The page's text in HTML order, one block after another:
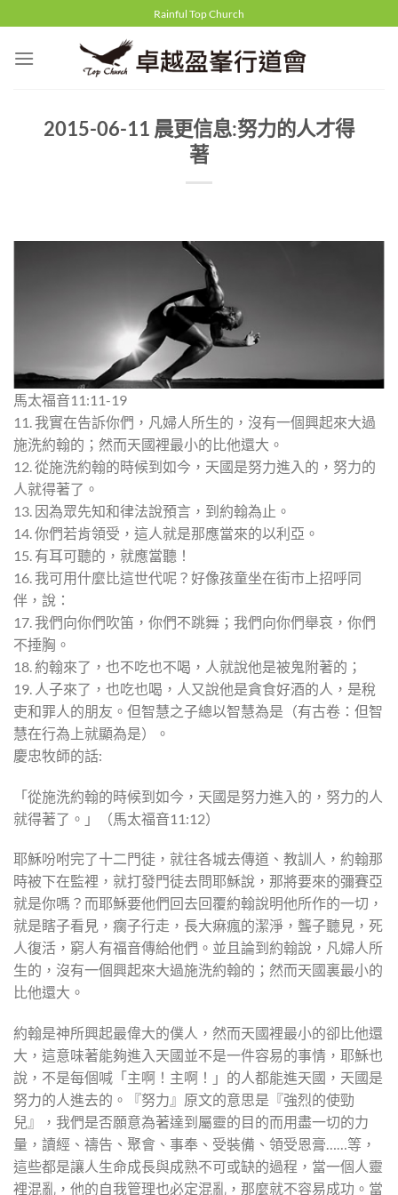
to
content
Rainful Top Church
2015-06-11 晨更信息:努力的人才得
著
馬太福音11:11-19
11. 我實在告訴你們，凡婦人所生的，沒有一個興起來大過
施洗約翰的；然而天國裡最小的比他還大。
12. 從施洗約翰的時候到如今，天國是努力進入的，努力的
人就得著了。
13. 因為眾先知和律法說預言，到約翰為止。
14. 你們若肯領受，這人就是那應當來的以利亞。
15. 有耳可聽的，就應當聽！
16. 我可用什麼比這世代呢？好像孩童坐在街市上招呼同
伴，說：
17. 我們向你們吹笛，你們不跳舞；我們向你們舉哀，你們
不捶胸。
18. 約翰來了，也不吃也不喝，人就說他是被鬼附著的；
19. 人子來了，也吃也喝，人又說他是貪食好酒的人，是稅
吏和罪人的朋友。但智慧之子總以智慧為是（有古卷：但智
慧在行為上就顯為是）。
慶忠牧師的話:
「從施洗約翰的時候到如今，天國是努力進入的，努力的人
就得著了。」（馬太福音11:12）
耶穌吩咐完了十二門徒，就往各城去傳道、教訓人，約翰那
時被下在監裡，就打發門徒去問耶穌說，那將要來的彌賽亞
就是你嗎？而耶穌要他們回去回覆約翰說明他所作的一切，
就是瞎子看見，瘸子行走，長大痳瘋的潔淨，聾子聽見，死
人復活，窮人有福音傳給他們。並且論到約翰說，凡婦人所
生的，沒有一個興起來大過施洗約翰的；然而天國裏最小的
比他還大。
約翰是神所興起最偉大的僕人，然而天國裡最小的卻比他還
大，這意味著能夠進入天國並不是一件容易的事情，耶穌也
說，不是每個喊「主啊！主啊！」的人都能進天國，天國是
努力的人進去的。『努力』原文的意思是『強烈的使勁
兒』，我們是否願意為著達到屬靈的目的而用盡一切的力
量，讀經、禱告、聚會、事奉、受裝備、領受恩膏……等，
這些都是讓人生命成長與成熟不可或缺的過程，當一個人靈
裡混亂，他的自我管理也必定混亂，那麼就不容易成功。當